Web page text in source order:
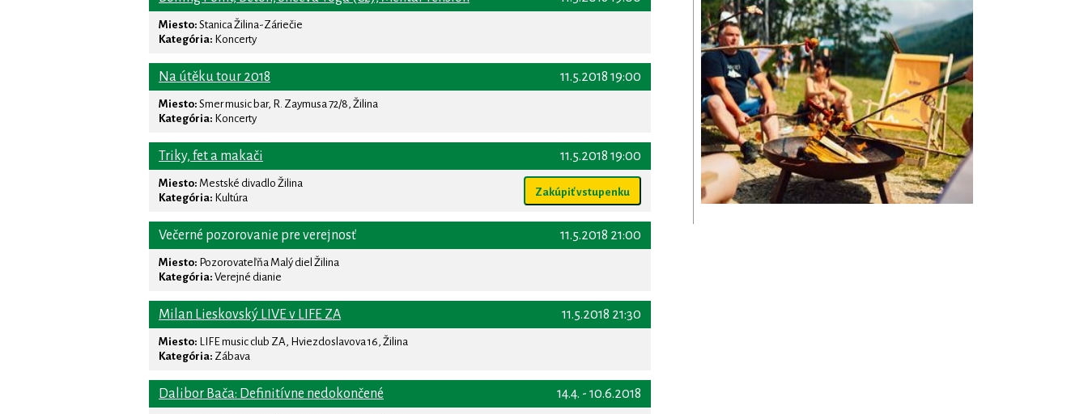
Miesto: Stanica Žilina-Záriečie
Kategória: Koncerty
11.5.2018 19:00
Na útěku tour 2018
Miesto: Smer music bar, R. Zaymusa 72/8, Žilina
Kategória: Koncerty
11.5.2018 19:00
Triky, fet a makači
Zakúpiť vstupenku
Miesto: Mestské divadlo Žilina
Kategória: Kultúra
11.5.2018 21:00
Večerné pozorovanie pre verejnosť
Miesto: Pozorovateľňa Malý diel Žilina
Kategória: Verejné dianie
11.5.2018 21:30
Milan Lieskovský LIVE v LIFE ZA
Miesto: LIFE music club ZA, Hviezdoslavova 16, Žilina
Kategória: Zábava
14.4. - 10.6.2018
Dalibor Bača: Definitívne nedokončené